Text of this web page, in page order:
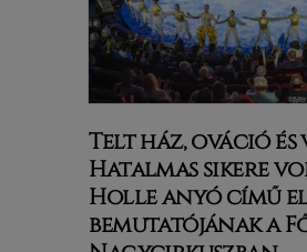
Telt ház, ováció és
Hatalmas sikere
Holle anyó című
bemutatójának a